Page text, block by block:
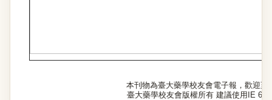
本刊物為臺大藥學校友會電子報，歡迎至
臺大藥學校友會版權所有 建議使用IE 6.0